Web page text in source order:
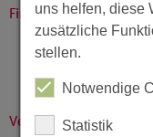
Finanzen
Haushaltsrede
Haushaltsbuch
Verhandlungen
uns helfen, diese
zusätzliche
stellen.
Notwendige
Statistik